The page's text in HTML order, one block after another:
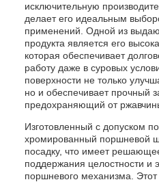
исключительную
делает его идеальным
применений. Одной из
продукта является его
которая обеспечивает
работу даже в суровых
поверхности не только
но и обеспечивает прочный
предохраняющий от
Изготовленный с допуском
хромированный поршневой
посадку, что имеет
поддержания целостности и
поршневого механизма. Этот